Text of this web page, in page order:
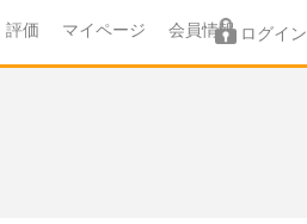
評価 マイページ 会員情報 ログイン